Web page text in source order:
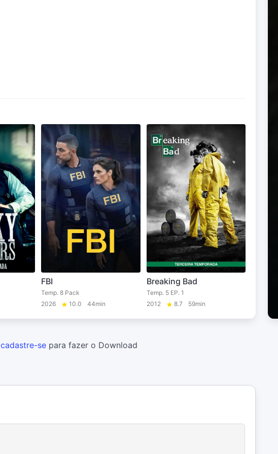
FBI
Temp. 8 Pack
2026
10.0 44min
Breaking Bad
Temp. 5 EP. 1
2012
8.7 59min
cadastre-se para fazer o Download